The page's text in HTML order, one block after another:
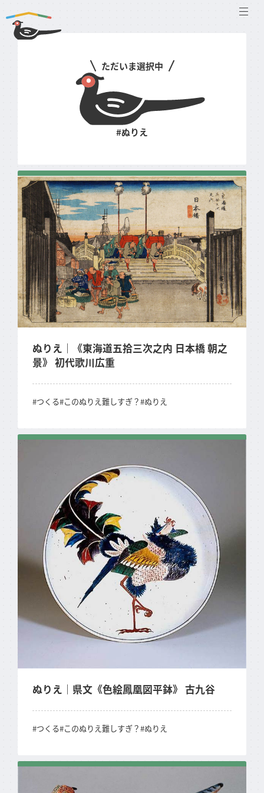
ただいま選択中
#ぬりえ
ぬりえ｜《東海道五拾三次之内 日本橋 朝之
景》 初代歌川広重
#つくる#このぬりえ難しすぎ？#ぬりえ
ぬりえ｜県文《色絵鳳凰図平鉢》 古九谷
#つくる#このぬりえ難しすぎ？#ぬりえ
メニ
FOLLOW US